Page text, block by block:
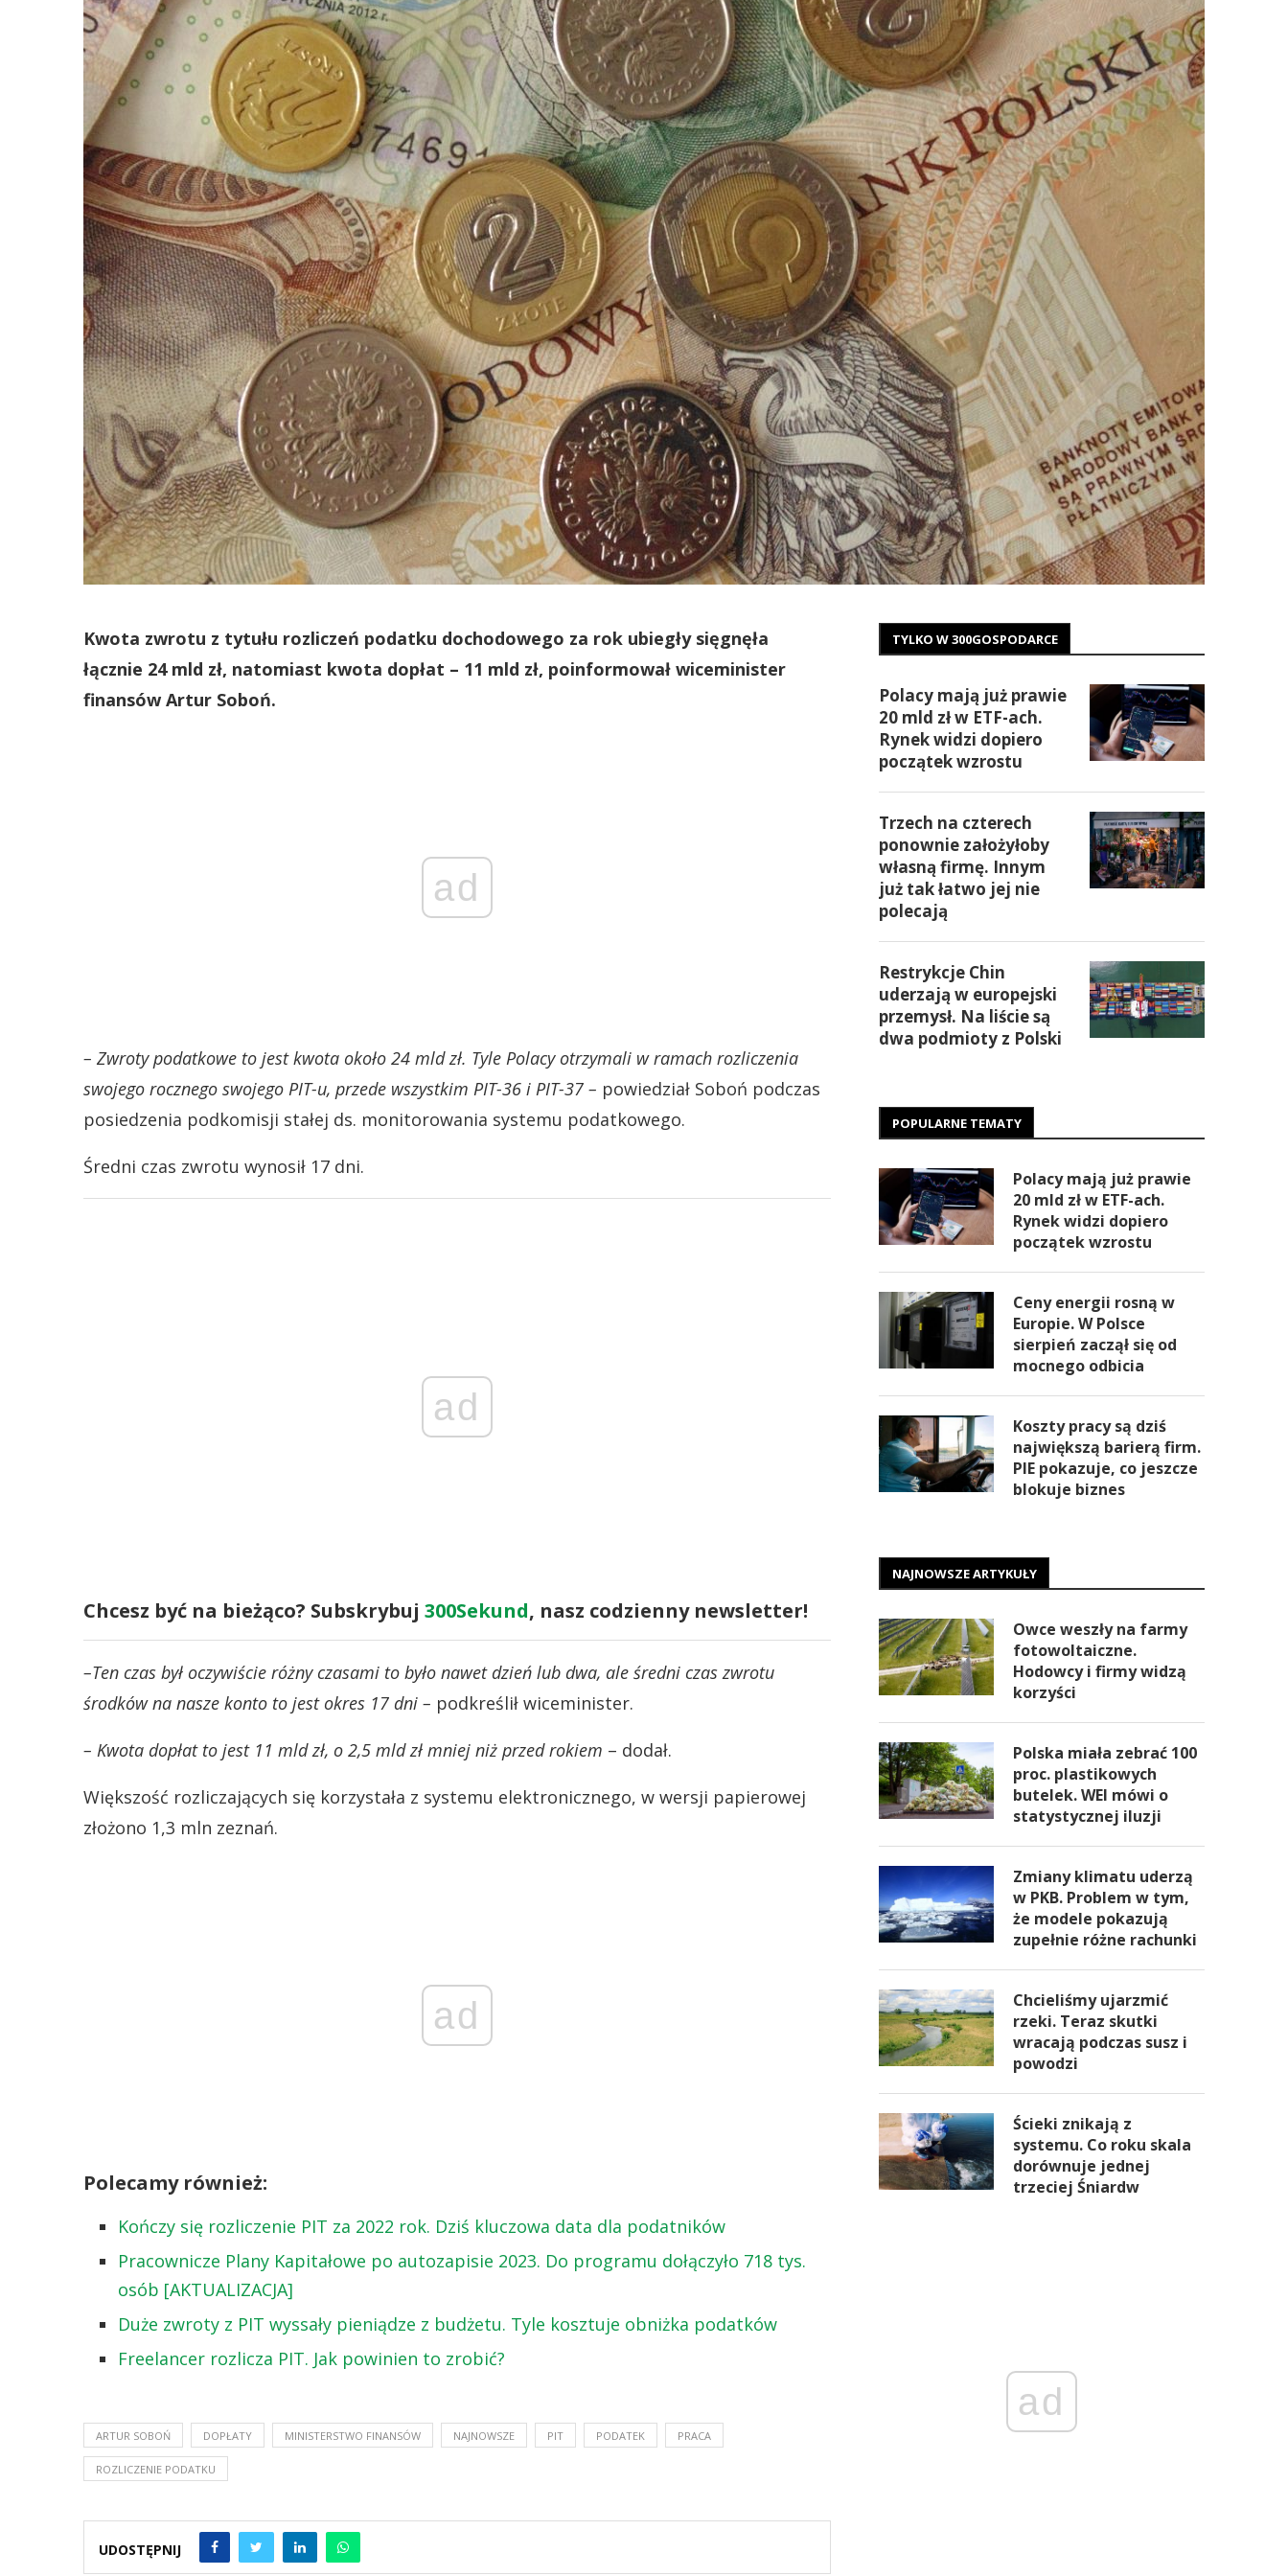
Kwota zwrotu z tytułu rozliczeń podatku dochodowego za rok ubiegły sięgnęła
łącznie 24 mld zł, natomiast kwota dopłat – 11 mld zł, poinformował wiceminister
finansów Artur Soboń.
ad
– Zwroty podatkowe to jest kwota około 24 mld zł. Tyle Polacy otrzymali w ramach rozliczenia
swojego rocznego swojego PIT-u, przede wszystkim PIT-36 i PIT-37 – powiedział Soboń podczas
posiedzenia podkomisji stałej ds. monitorowania systemu podatkowego.
Średni czas zwrotu wynosił 17 dni.
ad
Chcesz być na bieżąco? Subskrybuj 300Sekund, nasz codzienny newsletter!
–Ten czas był oczywiście różny czasami to było nawet dzień lub dwa, ale średni czas zwrotu
środków na nasze konto to jest okres 17 dni – podkreślił wiceminister.
– Kwota dopłat to jest 11 mld zł, o 2,5 mld zł mniej niż przed rokiem – dodał.
Większość rozliczających się korzystała z systemu elektronicznego, w wersji papierowej
złożono 1,3 mln zeznań.
ad
Polecamy również:
Kończy się rozliczenie PIT za 2022 rok. Dziś kluczowa data dla podatników
Pracownicze Plany Kapitałowe po autozapisie 2023. Do programu dołączyło 718 tys.
osób [AKTUALIZACJA]
Duże zwroty z PIT wyssały pieniądze z budżetu. Tyle kosztuje obniżka podatków
Freelancer rozlicza PIT. Jak powinien to zrobić?
ARTUR SOBOŃ DOPŁATY MINISTERSTWO FINANSÓW NAJNOWSZE PIT PODATEK PRACA
ROZLICZENIE PODATKU
UDOSTĘPNIJ
TYLKO W 300GOSPODARCE
Polacy mają już prawie
20 mld zł w ETF-ach.
Rynek widzi dopiero
początek wzrostu
Trzech na czterech
ponownie założyłoby
własną firmę. Innym
już tak łatwo jej nie
polecają
Restrykcje Chin
uderzają w europejski
przemysł. Na liście są
dwa podmioty z Polski
POPULARNE TEMATY
Polacy mają już prawie
20 mld zł w ETF-ach.
Rynek widzi dopiero
początek wzrostu
Ceny energii rosną w
Europie. W Polsce
sierpień zaczął się od
mocnego odbicia
Koszty pracy są dziś
największą barierą firm.
PIE pokazuje, co jeszcze
blokuje biznes
NAJNOWSZE ARTYKUŁY
Owce weszły na farmy
fotowoltaiczne.
Hodowcy i firmy widzą
korzyści
Polska miała zebrać 100
proc. plastikowych
butelek. WEI mówi o
statystycznej iluzji
Zmiany klimatu uderzą
w PKB. Problem w tym,
że modele pokazują
zupełnie różne rachunki
Chcieliśmy ujarzmić
rzeki. Teraz skutki
wracają podczas susz i
powodzi
Ścieki znikają z
systemu. Co roku skala
dorównuje jednej
trzeciej Śniardw
ad